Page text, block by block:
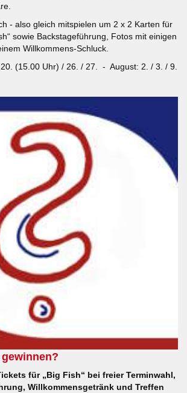
- also gleich mitspielen um 2 x 2 Karten für
sowie Backstageführung, Fotos mit einigen
Willkommens-Schluck.
(15.00 Uhr) / 26. / 27. - August: 2. / 3. / 9.
für „Big Fish“ bei freier Terminwahl,
Willkommensgetränk und Treffen